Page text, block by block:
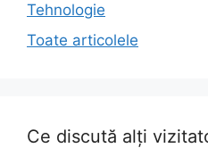
Tehnologie
Toate articolele
Ce discută alți